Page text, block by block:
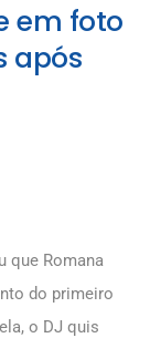
em foto
após
que Romana
do primeiro
o DJ quis